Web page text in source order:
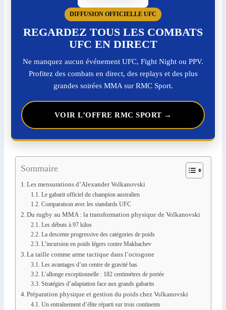
DIFFUSION OFFICIELLE UFC
REGARDEZ TOUS LES COMBATS
UFC EN DIRECT
Ne manquez aucun événement UFC, Fight Night ou PPV.
Profitez des combats en direct, des replays et des plus
grandes soirées MMA sur RMC Sport.
VOIR L’OFFRE RMC SPORT →
Sommaire
Les mensurations d’Alexander Volkanovski
Le gabarit officiel du champion australien
Comparaison avec les standards UFC
Du rugby au MMA : la transformation physique de Volkanovski
Les débuts à 97 kilos
La descente progressive des catégories de poids
L’incursion en poids légers contre Makhachev
La taille comme arme tactique dans l’octogone
Les avantages d’un centre de gravité bas
L’allonge exceptionnelle : 182 centimètres de portée
Stratégies d’adaptation face aux grands gabarits
Préparation physique et gestion du poids chez Volkanovski
Un entraînement d’élite réparti sur trois continents